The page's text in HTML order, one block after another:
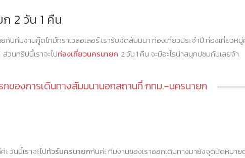
2 วัน 1 คืน
กับทีมงานกู๊ดไทม์ทราเวลอเลอร์ เรารับจัดสัมมนา ท่องเที่ยวประจำปี ท่องเที่ยว
วนทริปนี้เราจะไปท่องเที่ยวนครนายก 2 วัน 1 คืน จะมีอะไรน่าสนุกปชมกันเลยจ้า
กของการเดินทางสัมมนานอกสถานที่ กทม.-นครนายก
ะ วันนี้เราจะไปทัวร์นครนายกกันค่ะ ทีมงานของเราออกเดินทางมายังจุดนัดหมาย